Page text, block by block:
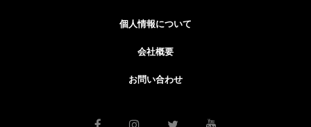
個人情報について
会社概要
お問い合わせ